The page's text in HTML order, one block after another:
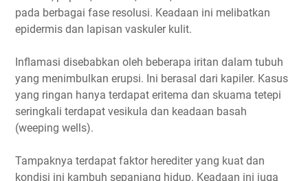
pada berbagai fase resolusi. Keadaan ini melibatkan
epidermis dan lapisan vaskuler kulit.
Inflamasi disebabkan oleh beberapa iritan dalam tubuh
yang menimbulkan erupsi. Ini berasal dari kapiler. Kasus
yang ringan hanya terdapat eritema dan skuama tetepi
seringkali terdapat vesikula dan keadaan basah
(weeping wells).
Tampaknya terdapat faktor herediter yang kuat dan
kondisi ini kambuh sepanjang hidup. Keadaan ini juga